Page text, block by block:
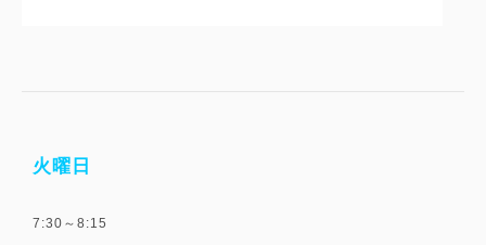
火曜日
7:30～8:15